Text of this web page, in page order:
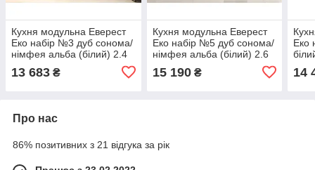
Кухня модульна Еверест
Еко набір №3 дуб сонома/
німфея альба (білий) 2.4
м стільниця Скай (DTM-
071058)
13 683 ₴
Кухня модульна Еверест
Еко набір №5 дуб сонома/
німфея альба (білий) 2.6
м стільниця Скай (DTM-
071059)
15 190₴
Еко
14
Про нас
86% позитивних з 21 відгука за рік